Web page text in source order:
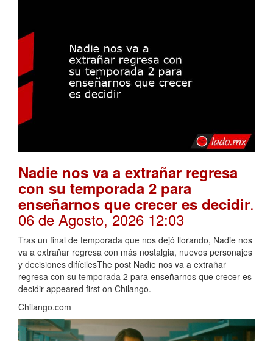
Nadie nos va a extrañar regresa
con su temporada 2 para
enseñarnos que crecer es decidir.
06 de Agosto, 2026 12:03
Tras un final de temporada que nos dejó llorando, Nadie nos
va a extrañar regresa con más nostalgia, nuevos personajes
y decisiones difícilesThe post Nadie nos va a extrañar
regresa con su temporada 2 para enseñarnos que crecer es
decidir appeared first on Chilango.
Chilango.com